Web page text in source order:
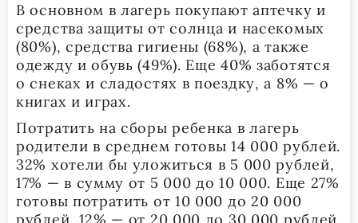
В основном в лагерь покупают аптечку и
средства защиты от солнца и насекомых
(80%), средства гигиены (68%), а также
одежду и обувь (49%). Еще 40% заботятся
о снеках и сладостях в поездку, а 8% — о
книгах и играх.
Потратить на сборы ребенка в лагерь
родители в среднем готовы 14 000 рублей.
32% хотели бы уложиться в 5 000 рублей,
17% — в сумму от 5 000 до 10 000. Еще 27%
готовы потратить от 10 000 до 20 000